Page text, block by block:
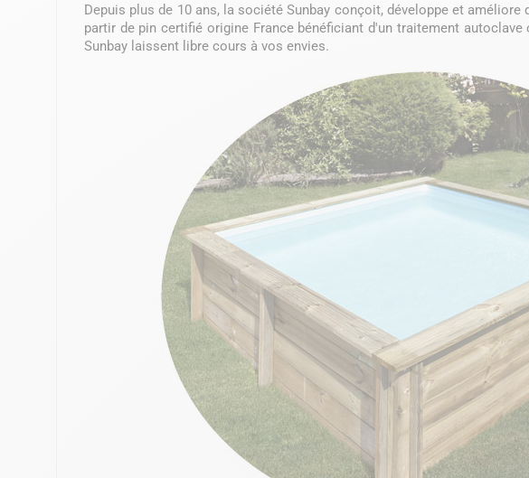
Depuis plus de 10 ans, la société Sunbay conçoit, développe et
partir de pin certifié origine France bénéficiant d'un traitement
Sunbay laissent libre cours à vos envies.